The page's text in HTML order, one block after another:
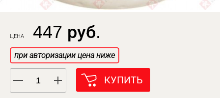
ЦЕНА 447 руб.
при авторизации цена ниже
КУПИТЬ